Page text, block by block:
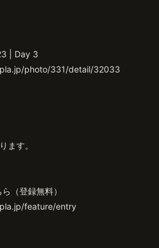
ログイン
| Day 3
photo/331/detail/32033
ます。
（登録無料）
feature/entry